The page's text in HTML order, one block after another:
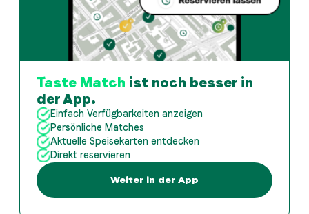
Taste Match ist noch besser in
der App.
Einfach Verfügbarkeiten anzeigen
Persönliche Matches
Aktuelle Speisekarten entdecken
Direkt reservieren
Weiter in der App